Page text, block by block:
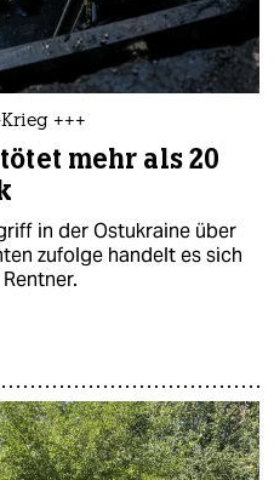
+++
mehr als 20
in der Ostukraine über
zufolge handelt es sich